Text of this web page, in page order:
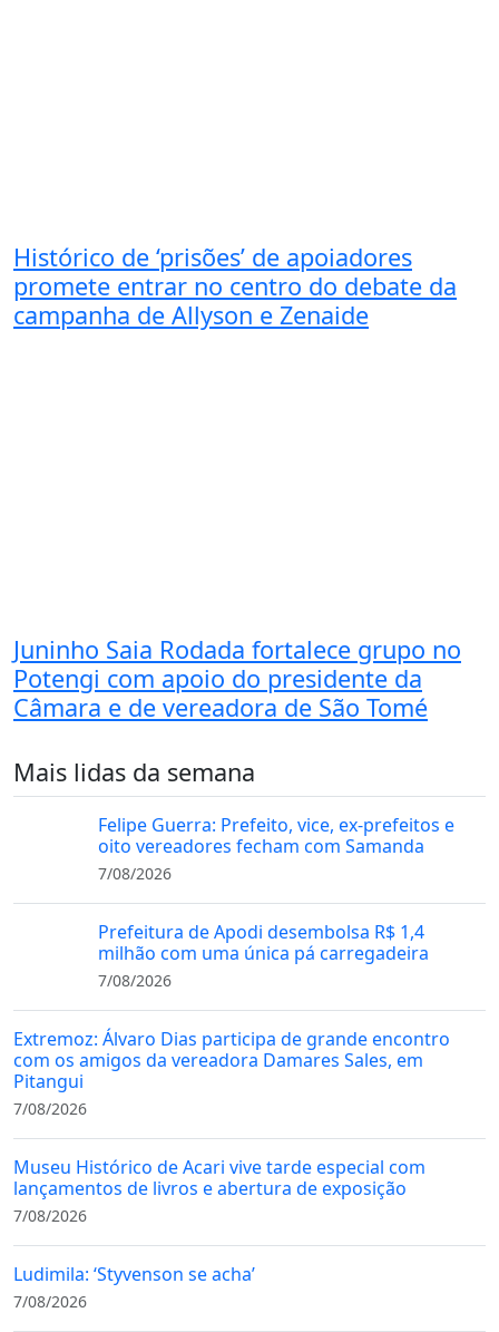
Histórico de ‘prisões’ de apoiadores
promete entrar no centro do debate da
campanha de Allyson e Zenaide
Juninho Saia Rodada fortalece grupo no
Potengi com apoio do presidente da
Câmara e de vereadora de São Tomé
Mais lidas da semana
Felipe Guerra: Prefeito, vice, ex-prefeitos e
oito vereadores fecham com Samanda
7/08/2026
Prefeitura de Apodi desembolsa R$ 1,4
milhão com uma única pá carregadeira
7/08/2026
Extremoz: Álvaro Dias participa de grande encontro
com os amigos da vereadora Damares Sales, em
Pitangui
7/08/2026
Museu Histórico de Acari vive tarde especial com
lançamentos de livros e abertura de exposição
7/08/2026
Ludimila: ‘Styvenson se acha’
7/08/2026